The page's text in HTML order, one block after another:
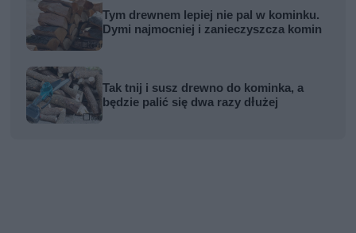
Tym drewnem lepiej nie pal w kominku.
Dymi najmocniej i zanieczyszcza komin
Tak tnij i susz drewno do kominka, a
będzie palić się dwa razy dłużej